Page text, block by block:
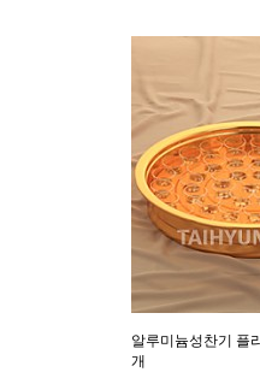
알루미늄성찬기 플
개